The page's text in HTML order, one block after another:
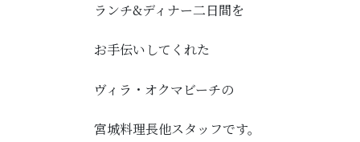
ランチ&ディナー二日間を
お手伝いしてくれた
ヴィラ・オクマビーチの
宮城料理長他スタッフです。